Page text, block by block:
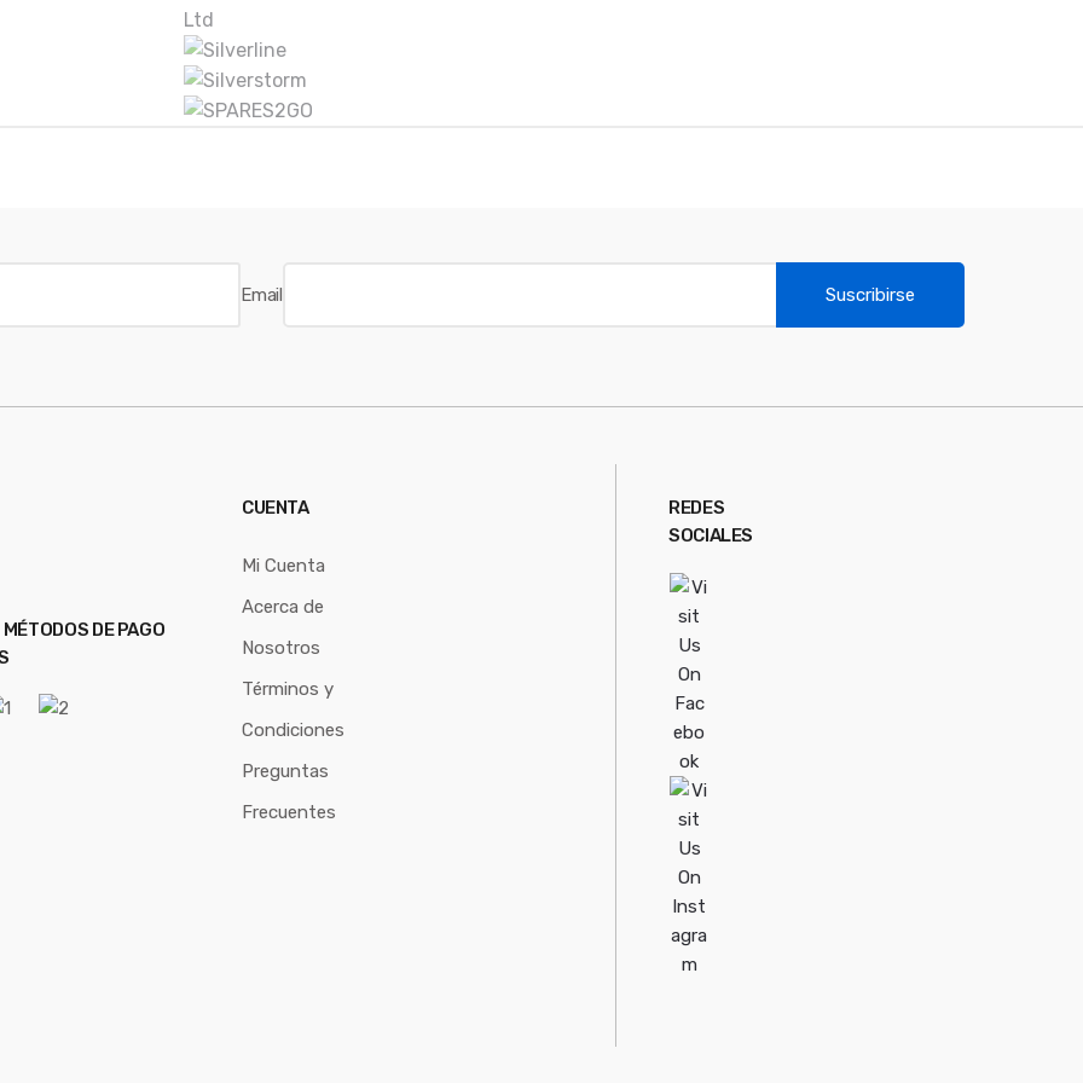
Email Suscribirse
DE PAGO
CUENTA
Mi Cuenta
Acerca de
Nosotros
Términos y
Condiciones
Preguntas
Frecuentes
REDES
SOCIALES